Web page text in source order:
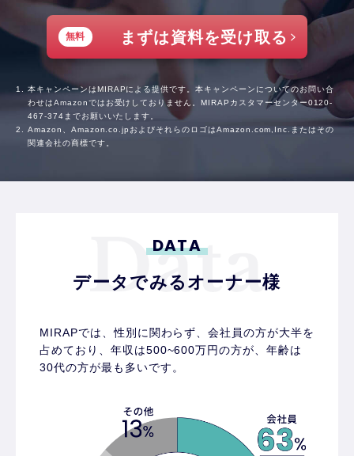
無料 まずは資料を受け取る
本キャンペーンはMIRAPによる提供です。本キャンペーンについてのお問い合
わせはAmazonではお受けしておりません。MIRAPカスタマーセンター0120-
467-374 までお願いいたします。
Amazon、Amazon.co.jpおよびそれらのロゴはAmazon.com,Inc.またはその
関連会社の商標です。
DATA
データでみるオーナー様
MIRAPでは、性別に関わらず、会社員の方が大半を
占めており、 年収は500~600万円の方が、年齢は
30代の方が最も多いです。